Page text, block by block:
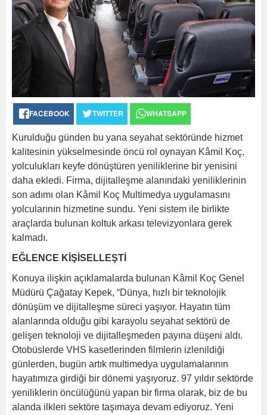
FACEBOOK TWITTER WHATSAPP
Kurulduğu günden bu yana seyahat sektöründe hizmet
kalitesinin yükselmesinde öncü rol oynayan Kâmil Koç,
yolculukları keyfe dönüştüren yeniliklerine bir yenisini
daha ekledi. Firma, dijitalleşme alanındaki yeniliklerinin
son adımı olan Kâmil Koç Multimedya uygulamasını
yolcularının hizmetine sundu. Yeni sistem ile birlikte
araçlarda bulunan koltuk arkası televizyonlara gerek
kalmadı.
EĞLENCE KİŞİSELLEŞTİ
Konuya ilişkin açıklamalarda bulunan Kâmil Koç Genel
Müdürü Çağatay Kepek, “Dünya, hızlı bir teknolojik
dönüşüm ve dijitalleşme süreci yaşıyor. Hayatın tüm
alanlarında olduğu gibi karayolu seyahat sektörü de
gelişen teknoloji ve dijitalleşmeden payına düşeni aldı.
Otobüslerde VHS kasetlerinden filmlerin izlenildiği
günlerden, bugün artık multimedya uygulamalarının
hayatımıza girdiği bir dönemi yaşıyoruz. 97 yıldır sektörde
yeniliklerin öncülüğünü yapan bir firma olarak, biz de bu
alanda ilkleri sektöre taşımaya devam ediyoruz. Yeni